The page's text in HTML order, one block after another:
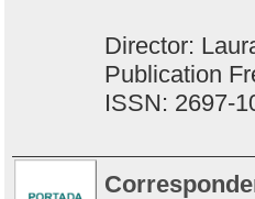
Director:
Publication
ISSN: 2697-